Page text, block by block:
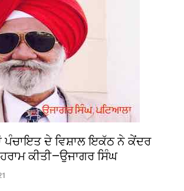
ਪੰਚਾਇਤ ਦੇ ਵਿਸ਼ਾਲ ਇਕੱਠ ਨੇ ਕੇਂਦਰ
ਕੀਤੀ—ਉਜਾਗਰ ਸਿੰਘ